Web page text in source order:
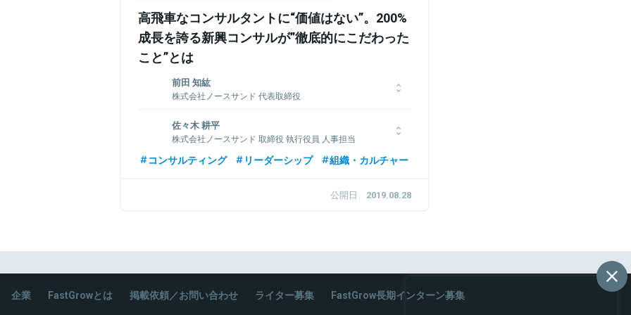
高飛車なコンサルタントに“価値はない”。200%
成長を誇る新興コンサルが”徹底的にこだわった
こと”とは
前田 知紘
株式会社ノースサンド 代表取締役
キャリアをスタート。大規模システムの開発に従事する。
2012年、国内大手コンサルティングファームに転職し、大規模プ
ロジェクトのマネジメント業務に従事。
佐々木 耕平
株式会社ノースサンド 取締役 執行役員 人事担当
1983年、長崎県生まれ。大学卒業後、大手通信会社に入社と同時
前田のチームメンバーとしてコンサルティング業務に従事。
コンサルティング リーダーシップ 組織・カルチャー
公開日 2019.08.28
企業 FastGrowとは 掲載依頼／お問い合わせ ライター募集 FastGrow長期インターン募集